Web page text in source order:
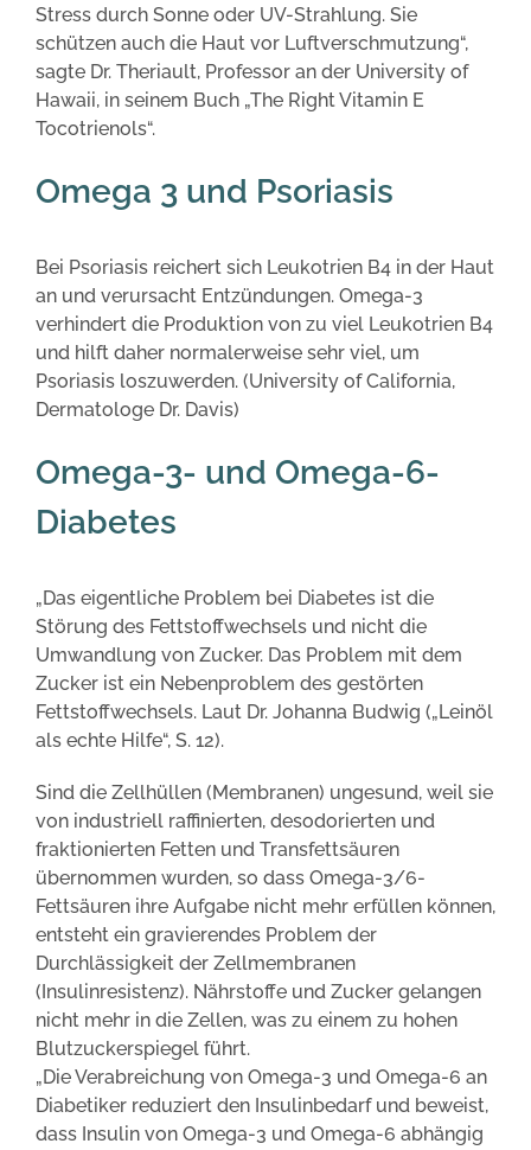
Stress durch Sonne oder UV-Strahlung. Sie
schützen auch die Haut vor Luftverschmutzung“,
sagte Dr. Theriault, Professor an der University of
Hawaii, in seinem Buch „The Right Vitamin E
Tocotrienols“.
Omega 3 und Psoriasis
Bei Psoriasis reichert sich Leukotrien B4 in der Haut
an und verursacht Entzündungen. Omega-3
verhindert die Produktion von zu viel Leukotrien B4
und hilft daher normalerweise sehr viel, um
Psoriasis loszuwerden. (University of California,
Dermatologe Dr. Davis)
Omega-3- und Omega-6-
Diabetes
„Das eigentliche Problem bei Diabetes ist die
Störung des Fettstoffwechsels und nicht die
Umwandlung von Zucker. Das Problem mit dem
Zucker ist ein Nebenproblem des gestörten
Fettstoffwechsels. Laut Dr. Johanna Budwig („Leinöl
als echte Hilfe“, S. 12).
Sind die Zellhüllen (Membranen) ungesund, weil sie
von industriell raffinierten, desodorierten und
fraktionierten Fetten und Transfettsäuren
übernommen wurden, so dass Omega-3/6-
Fettsäuren ihre Aufgabe nicht mehr erfüllen können,
entsteht ein gravierendes Problem der
Durchlässigkeit der Zellmembranen
(Insulinresistenz). Nährstoffe und Zucker gelangen
nicht mehr in die Zellen, was zu einem zu hohen
Blutzuckerspiegel führt.
„Die Verabreichung von Omega-3 und Omega-6 an
Diabetiker reduziert den Insulinbedarf und beweist,
dass Insulin von Omega-3 und Omega-6 abhängig